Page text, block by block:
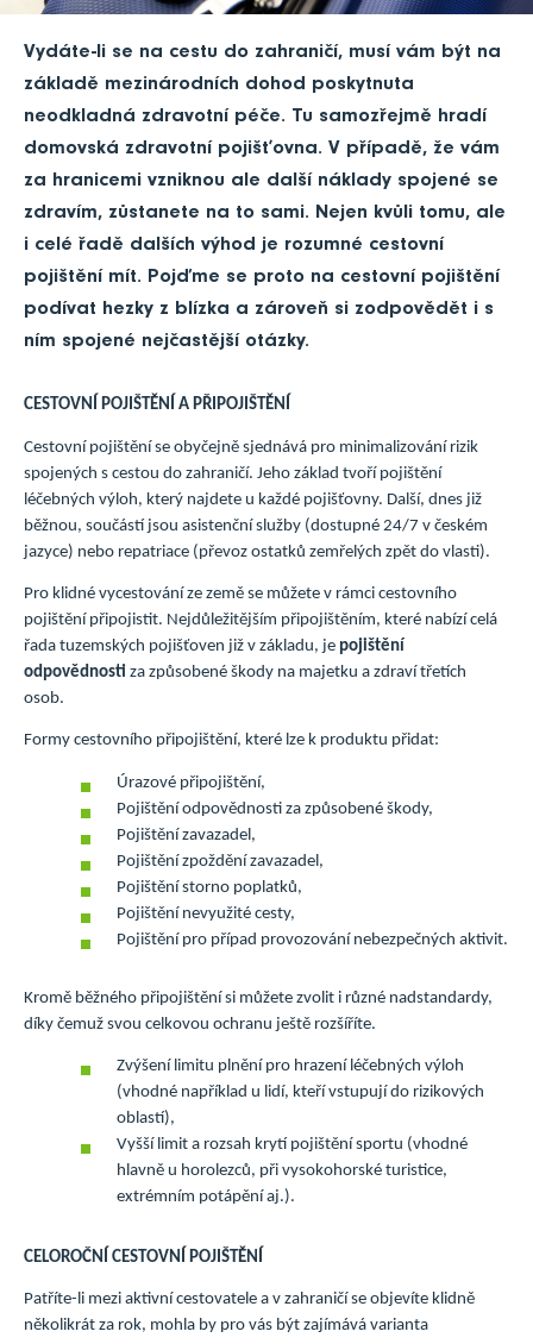
Vydáte-li se na cestu do zahraničí, musí vám být na
základě mezinárodních dohod poskytnuta
neodkladná zdravotní péče. Tu samozřejmě hradí
domovská zdravotní pojišťovna. V případě, že vám
za hranicemi vzniknou ale další náklady spojené se
zdravím, zůstanete na to sami. Nejen kvůli tomu, ale
i celé řadě dalších výhod je rozumné cestovní
pojištění mít. Pojďme se proto na cestovní pojištění
podívat hezky z blízka a zároveň si zodpovědět i s
ním spojené nejčastější otázky.
CESTOVNÍ POJIŠTĚNÍ A PŘIPOJIŠTĚNÍ
Cestovní pojištění se obyčejně sjednává pro minimalizování rizik
spojených s cestou do zahraničí. Jeho základ tvoří pojištění
léčebných výloh, který najdete u každé pojišťovny. Další, dnes již
běžnou, součástí jsou asistenční služby (dostupné 24/7 v českém
jazyce) nebo repatriace (převoz ostatků zemřelých zpět do vlasti).
Pro klidné vycestování ze země se můžete v rámci cestovního
pojištění připojistit. Nejdůležitějším připojištěním, které nabízí celá
řada tuzemských pojišťoven již v základu, je pojištění
odpovědnosti za způsobené škody na majetku a zdraví třetích
osob.
Formy cestovního připojištění, které lze k produktu přidat:
Úrazové připojištění,
Pojištění odpovědnosti za způsobené škody,
Pojištění zavazadel,
Pojištění zpoždění zavazadel,
Pojištění storno poplatků,
Pojištění nevyužité cesty,
Pojištění pro případ provozování nebezpečných aktivit.
Kromě běžného připojištění si můžete zvolit i různé nadstandardy,
díky čemuž svou celkovou ochranu ještě rozšíříte.
Zvýšení limitu plnění pro hrazení léčebných výloh
(vhodné například u lidí, kteří vstupují do rizikových
oblastí),
Vyšší limit a rozsah krytí pojištění sportu (vhodné
hlavně u horolezců, při vysokohorské turistice,
extrémním potápění aj.).
CELOROČNÍ CESTOVNÍ POJIŠTĚNÍ
Patříte-li mezi aktivní cestovatele a v zahraničí se objevíte klidně
několikrát za rok, mohla by pro vás být zajímává varianta